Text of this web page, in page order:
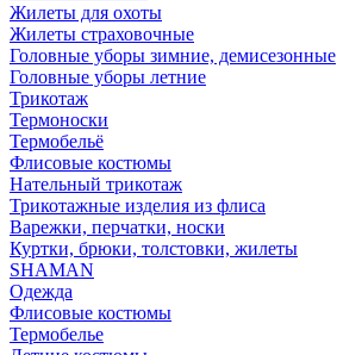
Жилеты для охоты
Жилеты страховочные
Головные уборы зимние, демисезонные
Головные уборы летние
Трикотаж
Термоноски
Термобельё
Флисовые костюмы
Нательный трикотаж
Трикотажные изделия из флиса
Варежки, перчатки, носки
Куртки, брюки, толстовки, жилеты
SHAMAN
Одежда
Флисовые костюмы
Термобелье